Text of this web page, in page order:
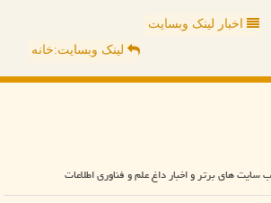
اخبار لینک وبسایت
لینک وبسایت:خانه
سایت های برتر و اخبار داغ علم و فناوری اطلاعات